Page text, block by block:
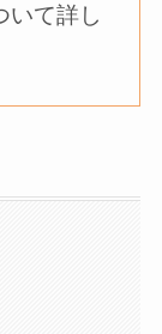
いて詳し